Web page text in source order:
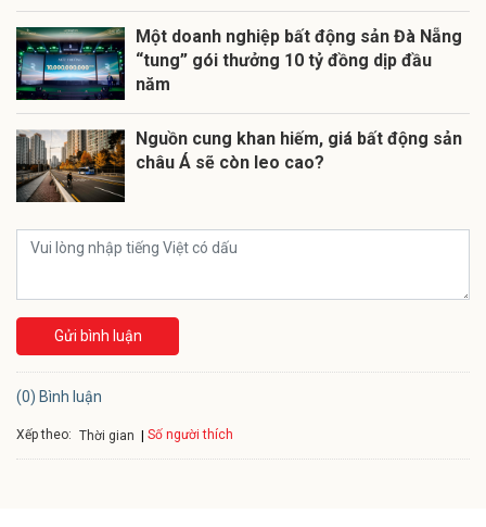
Một doanh nghiệp bất động sản Đà Nẵng
“tung” gói thưởng 10 tỷ đồng dịp đầu
năm
Nguồn cung khan hiếm, giá bất động sản
châu Á sẽ còn leo cao?
Gửi bình luận
(0) Bình luận
Xếp theo: Thời gian Số người thích